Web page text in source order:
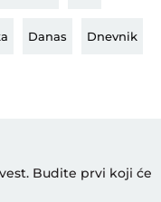
Danas Dnevnik
Budite prvi koji će